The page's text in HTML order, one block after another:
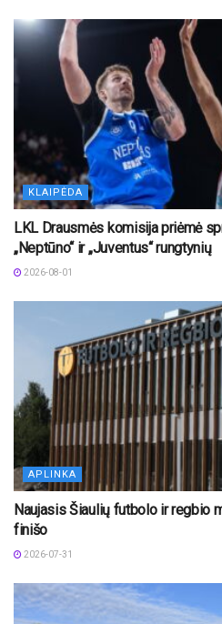
KLAIPĖDA
LKL Drausmės komisija priėmė
„Neptūno“ ir „Juventus“ rungtynių
2026-08-01
APLINKA
Naujasis Šiaulių futbolo ir regbio
finišo
2026-07-31